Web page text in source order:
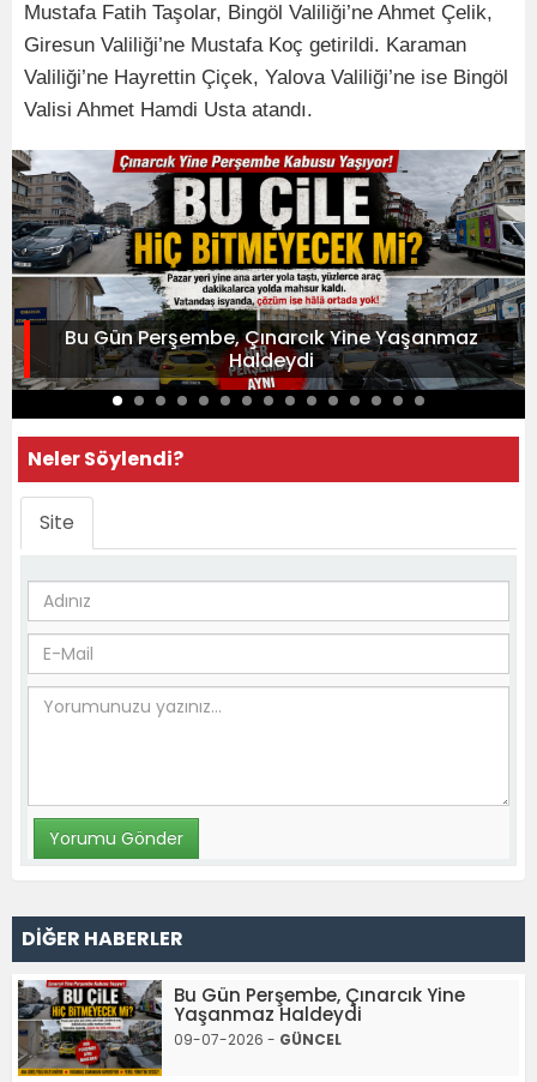
Mustafa Fatih Taşolar, Bingöl Valiliği’ne Ahmet Çelik,
Giresun Valiliği’ne Mustafa Koç getirildi. Karaman
Valiliği’ne Hayrettin Çiçek, Yalova Valiliği’ne ise Bingöl
Valisi Ahmet Hamdi Usta atandı.
Bu Gün Perşembe, Çınarcık Yine Yaşanmaz
Haldeydi
Neler Söylendi?
Site
DİĞER HABERLER
Bu Gün Perşembe, Çınarcık Yine
Yaşanmaz Haldeydi
09-07-2026 - GÜNCEL